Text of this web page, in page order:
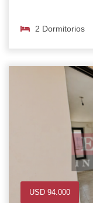
2 Dormitorios
USD 94.000